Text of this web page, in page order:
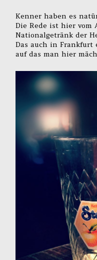
Kenner haben es
Die Rede ist hier vom
Nationalgetränk der
Das auch in
auf das man hier